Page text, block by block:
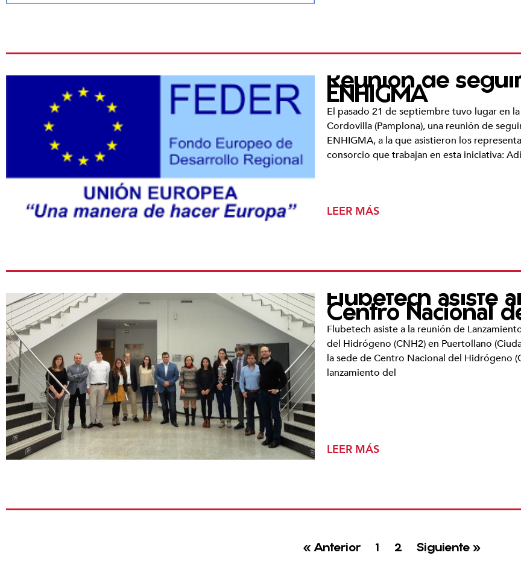
Reunión de
ENHIGMA
El pasado 21 de septiembre tuvo lugar en
Cordovilla (Pamplona), una reunión de
ENHIGMA, a la que asistieron los
consorcio que trabajan en esta iniciativa:
LEER MÁS
Flubetech asiste
Centro Nacional
Flubetech asiste a la reunión de
del Hidrógeno (CNH2) en Puertollano
la sede de Centro Nacional del Hidrógeno
lanzamiento del
LEER MÁS
« Anterior 1 2 Siguiente »